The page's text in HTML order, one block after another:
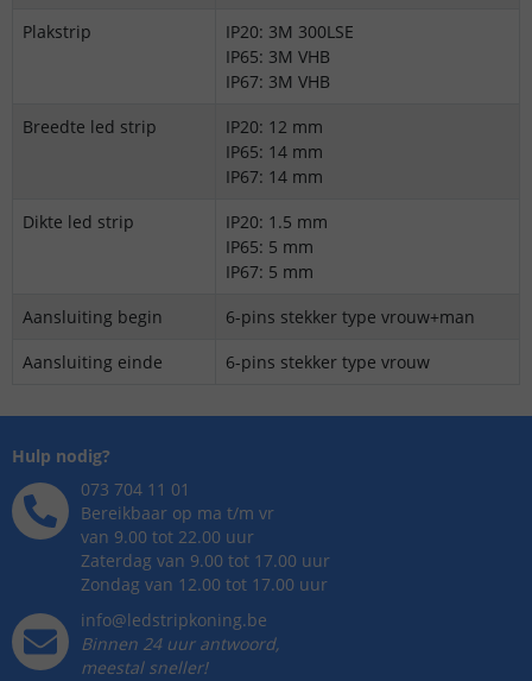
Plakstrip
IP20: 3M 300LSE
IP65: 3M VHB
IP67: 3M VHB
Breedte led strip
IP20: 12 mm
IP65: 14 mm
IP67: 14 mm
Dikte led strip
IP20: 1.5 mm
IP65: 5 mm
IP67: 5 mm
Aansluiting begin
6-pins stekker type vrouw+man
Aansluiting einde
6-pins stekker type vrouw
Hulp nodig?
073 704 11 01
Bereikbaar op ma t/m vr
van 9.00 tot 22.00 uur
Zaterdag van 9.00 tot 17.00 uur
Zondag van 12.00 tot 17.00 uur
info@ledstripkoning.be
Binnen 24 uur antwoord,
meestal sneller!